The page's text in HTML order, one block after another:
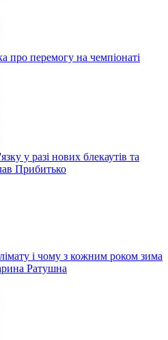
про перемогу на чемпіонаті
у разі нових блекаутів та
Прибитько
і чому з кожним роком зима
Ратушна